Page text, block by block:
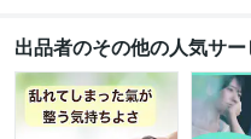
出品者のその他の人気サー